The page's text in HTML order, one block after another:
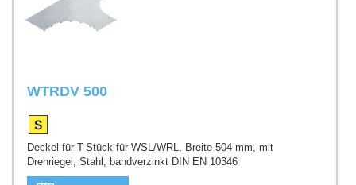
WTRDV 500
Deckel für T-Stück für WSL/WRL, Breite 504 mm, mit
Drehriegel, Stahl, bandverzinkt DIN EN 10346